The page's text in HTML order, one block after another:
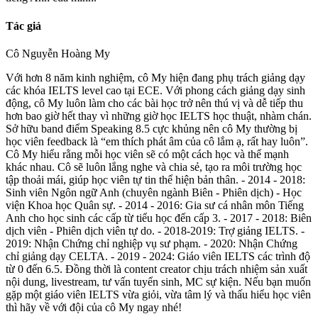
Tác giả
Cô Nguyễn Hoàng My
Với hơn 8 năm kinh nghiệm, cô My hiện đang phụ trách giảng dạy
các khóa IELTS level cao tại ECE. Với phong cách giảng dạy sinh
động, cô My luôn làm cho các bài học trở nên thú vị và dễ tiếp thu
hơn bao giờ hết thay vì những giờ học IELTS học thuật, nhàm chán.
Sở hữu band điểm Speaking 8.5 cực khủng nên cô My thường bị
học viên feedback là “em thích phát âm của cô lắm ạ, rất hay luôn”.
Cô My hiểu rằng mỗi học viên sẽ có một cách học và thế mạnh
khác nhau. Cô sẽ luôn lắng nghe và chia sẻ, tạo ra môi trường học
tập thoải mái, giúp học viên tự tin thể hiện bản thân. - 2014 - 2018:
Sinh viên Ngôn ngữ Anh (chuyên ngành Biên - Phiên dịch) - Học
viện Khoa học Quân sự. - 2014 - 2016: Gia sư cá nhân môn Tiếng
Anh cho học sinh các cấp từ tiểu học đến cấp 3. - 2017 - 2018: Biên
dịch viên - Phiên dịch viên tự do. - 2018-2019: Trợ giảng IELTS. -
2019: Nhận Chứng chỉ nghiệp vụ sư phạm. - 2020: Nhận Chứng
chỉ giảng dạy CELTA. - 2019 - 2024: Giáo viên IELTS các trình độ
từ 0 đến 6.5. Đồng thời là content creator chịu trách nhiệm sản xuất
nội dung, livestream, tư vấn tuyển sinh, MC sự kiện. Nếu bạn muốn
gặp một giáo viên IELTS vừa giỏi, vừa tâm lý và thấu hiểu học viên
thì hãy về với đội của cô My ngay nhé!